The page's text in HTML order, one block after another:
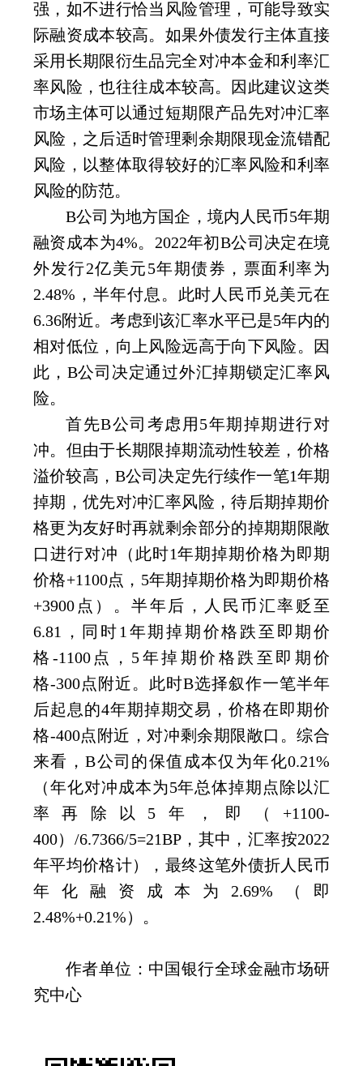
强，如不进行恰当风险管理，可能导致实
际融资成本较高。如果外债发行主体直接
采用长期限衍生品完全对冲本金和利率汇
率风险，也往往成本较高。因此建议这类
市场主体可以通过短期限产品先对冲汇率
风险，之后适时管理剩余期限现金流错配
风险，以整体取得较好的汇率风险和利率
风险的防范。
B公司为地方国企，境内人民币5年期
融资成本为4%。 2022年初B公司决定在境
外发行2亿美元5年期债券，票面利率为
2.48% ，半年付息。此时人民币兑美元在
6.36附近。考虑到该汇率水平已是5年内的
相对低位，向上风险远高于向下风险。因
此， B公司决定通过外汇掉期锁定汇率风
险。
首先B公司考虑用5年期掉期进行对
冲。但由于长期限掉期流动性较差，价格
溢价较高， B公司决定先行续作一笔1年期
掉期，优先对冲汇率风险，待后期掉期价
格更为友好时再就剩余部分的掉期期限敞
口进行对冲（此时1年期掉期价格为即期
价格+1100点， 5年期掉期价格为即期价格
+3900 点）。半年后，人民币汇率贬至
6.81
，同时1 年期掉期价格跌至即期价
格 -1100点， 5年掉期价格跌至即期价
格-300点附近。此时B选择叙作一笔半年
后起息的4年期掉期交易，价格在即期价
格-400点附近，对冲剩余期限敞口。综合
来看，B公司的保值成本仅为年化0.21%
（年化对冲成本为5年总体掉期点除以汇
率再除以 5 年，即（ +1100-
400） /6.7366/5=21BP，其中，汇率按2022
年平均价格计），最终这笔外债折人民币
年化融资成本为 2.69% （即
2.48%+0.21%）。
作者单位：中国银行全球金融市场研
究中心